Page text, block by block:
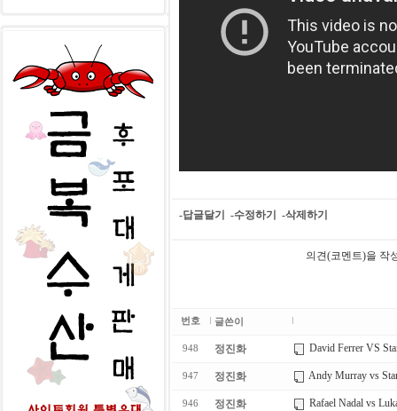
-답글달기 -수정하기 -삭제하기
의견(코멘트)을 작
번호 글쓴이
948 정진화 David Ferrer VS
947 정진화 Andy Murray vs
946 정진화 Rafael Nadal vs